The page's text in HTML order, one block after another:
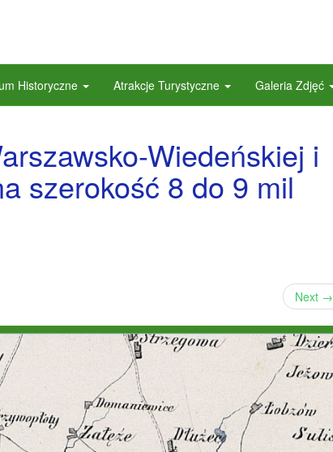
Historyczne Atrakcje Turystyczne Galeria Zdjęć
Wiedeńskiej i
szerokość 8 do 9 mil
Next →